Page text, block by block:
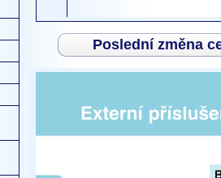
Poslední změna